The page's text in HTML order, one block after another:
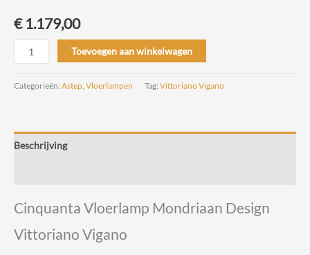
€1.179,00
Cinquanta
Vloerlamp
Mondriaan
Vigano
Astep
Toevoegen aan winkelwagen
Categorieën: Astep, Vloerlampen Tag: Vittoriano Vigano
Beschrijving
Cinquanta Vloerlamp Mondriaan Design
Vittoriano Vigano